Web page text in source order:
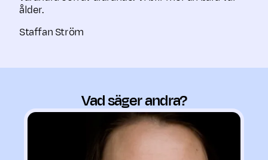
ålder.
Staffan Ström
Vad säger andra?